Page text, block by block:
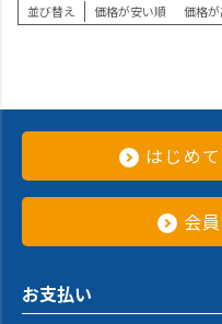
並び替え 価格が安い順 価格
はじめ
会
お支払い